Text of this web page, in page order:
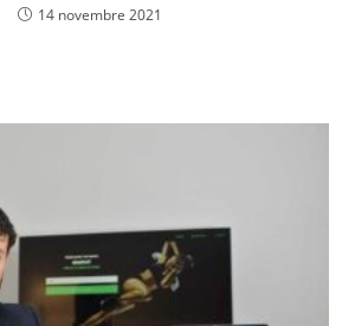
14 novembre 2021